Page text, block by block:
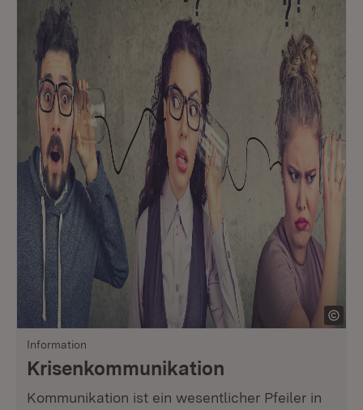
Information
Krisenkommunikation
Kommunikation ist ein wesentlicher Pfeiler in